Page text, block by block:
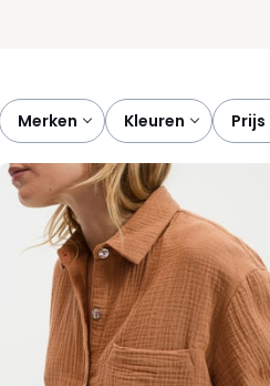
merken kleuren prijs